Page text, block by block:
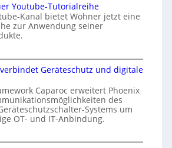
t
i
o
O
r
g
w
ä
c
s
Youtube-Tutorialreihe
Kanal bietet Wöhner jetzt eine
zur Anwendung seiner
Geräteschutz und digitale
Caparoc erweitert Phoenix
des
Systems um
OT- und IT-Anbindung.